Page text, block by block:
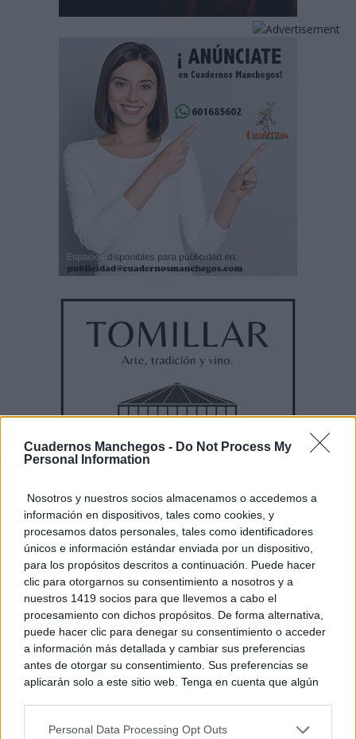
Cuadernos Manchegos - Do Not Process My
Personal Information
Nosotros y nuestros socios almacenamos o accedemos a
información en dispositivos, tales como cookies, y
procesamos datos personales, tales como identificadores
únicos e información estándar enviada por un dispositivo,
para los propósitos descritos a continuación. Puede hacer
clic para otorgarnos su consentimiento a nosotros y a
nuestros 1419 socios para que llevemos a cabo el
procesamiento con dichos propósitos. De forma alternativa,
puede hacer clic para denegar su consentimiento o acceder
a información más detallada y cambiar sus preferencias
antes de otorgar su consentimiento. Sus preferencias se
aplicarán solo a este sitio web. Tenga en cuenta que algún
rechazar tal procesamiento. Puede cambiar sus preferencias
Personal Data Processing Opt Outs